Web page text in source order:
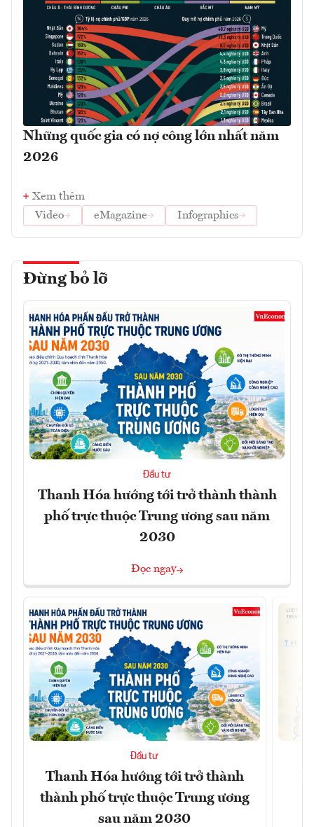
Những quốc gia có nợ công lớn nhất năm
2026
Xem thêm
Video
eMagazine Infographics
Đừng bỏ lỡ
Đầu tư
Thanh Hóa hướng tới trở thành thành
phố trực thuộc Trung ương sau năm
2030
Đọc ngay
Đầu tư
Thanh Hóa hướng tới trở thành
thành phố trực thuộc Trung ương
sau năm 2030